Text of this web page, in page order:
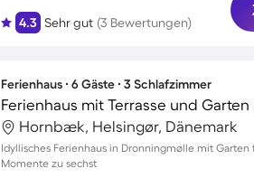
4.3 Sehr gut (3 Bewertungen)
Ferienhaus ∙ 6 Gäste ∙ 3 Schlafzimmer
Ferienhaus mit Terrasse und
Hornbæk, Helsingør, Dänemark
Idyllisches Ferienhaus in Dronningmølle mit Garten
Momente zu sechst